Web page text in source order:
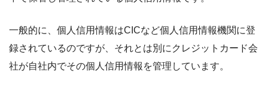
一般的に、個人信用情報はCICなど個人信用情報機関に登
録されているのですが、それとは別にクレジットカード会
社が自社内でその個人信用情報を管理 しています。